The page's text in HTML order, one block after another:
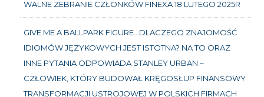
WALNE ZEBRANIE CZŁONKÓW FINEXA 18 LUTEGO 2025R
GIVE ME A BALLPARK FIGURE…DLACZEGO ZNAJOMOŚĆ
IDIOMÓW JĘZYKOWYCH JEST ISTOTNA? NA TO ORAZ
INNE PYTANIA ODPOWIADA STANLEY URBAN –
CZŁOWIEK, KTÓRY BUDOWAŁ KRĘGOSŁUP FINANSOWY
TRANSFORMACJI USTROJOWEJ W POLSKICH FIRMACH